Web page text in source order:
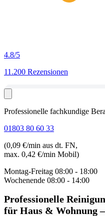
4.8/5
11.200 Rezensionen
Professionelle fachkundige
01803 80 60 33
(0,09 €/min aus dt. FN,
max. 0,42 €/min Mobil)
Montag-Freitag 08:00 - 18:00
Wochenende 08:00 - 14:00
Professionelle
für Haus & Wohnung